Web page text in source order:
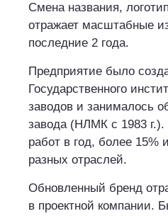
Смена названия,
отражает масштабные
последние 2 года.
Предприятие было
Государственного
заводов и занималось
завода (НЛМК с 1983 г.).
работ в год, более 15%
разных отраслей.
Обновленный бренд
в проектной компании.